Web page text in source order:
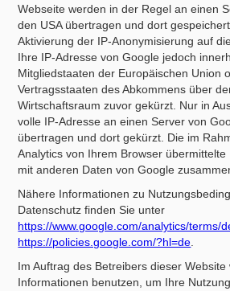
Webseite werden in der Regel an einen
den USA übertragen und dort
Aktivierung der IP-Anonymisierung auf
Ihre IP-Adresse von Google jedoch
Mitgliedstaaten der Europäischen Union
Vertragsstaaten des Abkommens über
Wirtschaftsraum zuvor gekürzt. Nur in
volle IP-Adresse an einen Server von
übertragen und dort gekürzt. Die im
Analytics von Ihrem Browser
mit anderen Daten von Google
Nähere Informationen zu
Datenschutz finden Sie unter
https://www.google.com/analytics/terms/
https://policies.google.com/?hl=de
Im Auftrag des Betreibers dieser
Informationen benutzen, um Ihre